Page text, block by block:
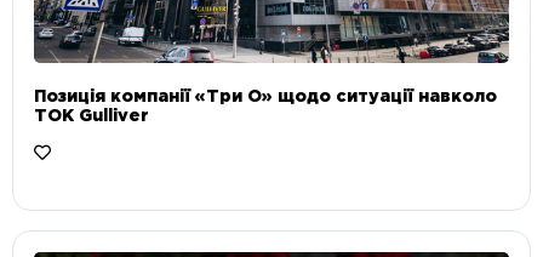
Позиція компанії «Три О» щодо ситуації навколо
ТОК Gulliver